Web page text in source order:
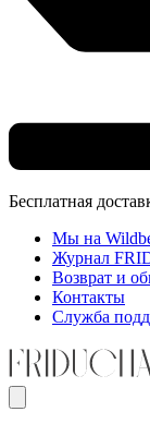
Бесплатная
Мы на
Журнал
Возврат и
Контакты
Служба